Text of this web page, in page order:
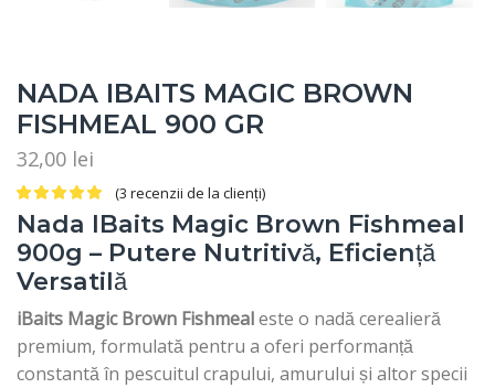
NADA IBAITS MAGIC BROWN
FISHMEAL 900 GR
32,00 lei
(3 recenzii de la clienți)
Nada IBaits Magic Brown Fishmeal
900g – Putere Nutritivă, Eficiență
Versatilă
iBaits Magic Brown Fishmealeste o nadă cerealieră
premium, formulată pentru a oferi performanță
constantă în pescuitul crapului, amurului și altor specii